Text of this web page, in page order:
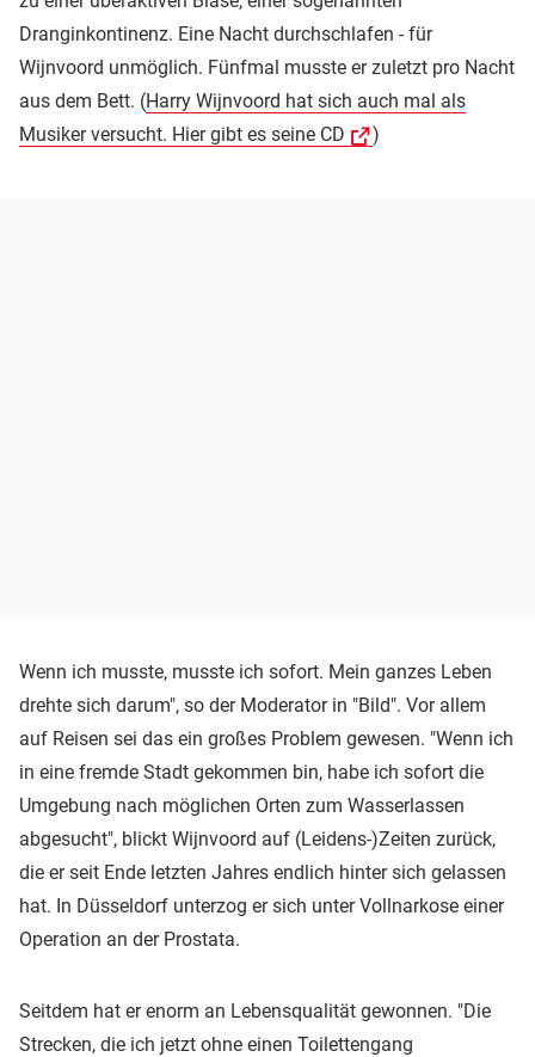
Dranginkontinenz. Eine Nacht durchschlafen - für
Wijnvoord unmöglich. Fünfmal musste er zuletzt pro Nacht
aus dem Bett. (Harry Wijnvoord hat sich auch mal als
Musiker versucht. Hier gibt es seine CD
)
Wenn ich musste, musste ich sofort. Mein ganzes Leben
drehte sich darum", so der Moderator in "Bild". Vor allem
auf Reisen sei das ein großes Problem gewesen. "Wenn ich
in eine fremde Stadt gekommen bin, habe ich sofort die
Umgebung nach möglichen Orten zum Wasserlassen
abgesucht", blickt Wijnvoord auf (Leidens-)Zeiten zurück,
die er seit Ende letzten Jahres endlich hinter sich gelassen
hat. In Düsseldorf unterzog er sich unter Vollnarkose einer
Operation an der Prostata.
Seitdem hat er enorm an Lebensqualität gewonnen. "Die
Strecken, die ich jetzt ohne einen Toilettengang